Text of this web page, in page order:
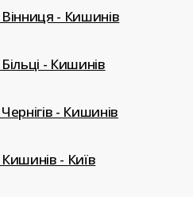
- Кишинів
- Кишинів
- Кишинів
- Київ